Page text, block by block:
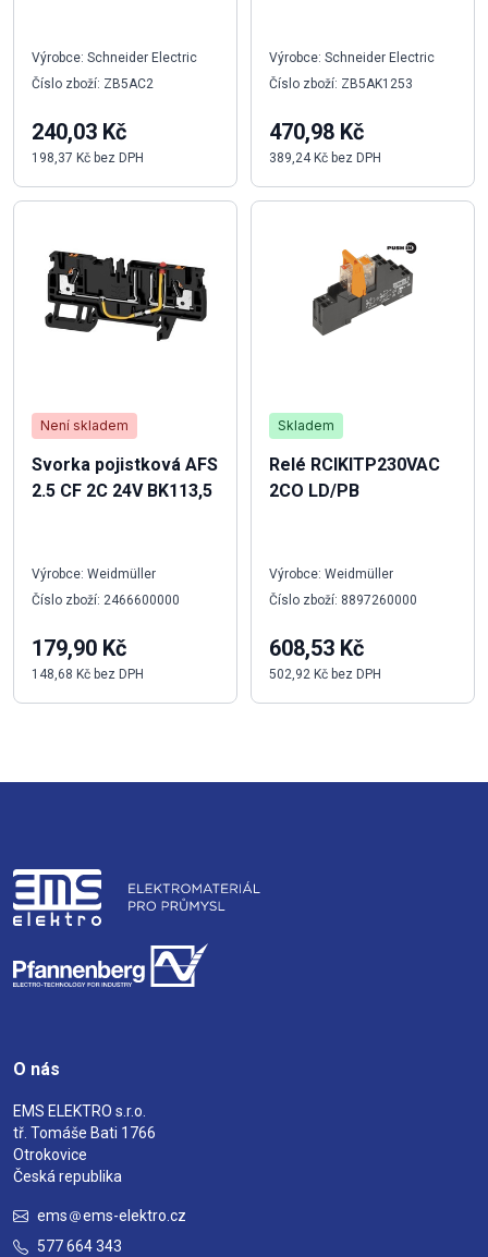
Výrobce: Schneider Electric
Číslo zboží: ZB5AC2
240,03 Kč
198,37 Kč bez DPH
Není skladem
Svorka pojistková AFS
2.5 CF 2C 24V BK113,5
Výrobce: Weidmüller
Číslo zboží: 2466600000
179,90 Kč
148,68 Kč bez DPH
Výrobce: Schneider Electric
Číslo zboží: ZB5AK1253
470,98 Kč
389,24 Kč bez DPH
Skladem
Relé RCIKITP230VAC
2CO LD/PB
Výrobce: Weidmüller
Číslo zboží: 8897260000
608,53 Kč
502,92 Kč bez DPH
O nás
EMS ELEKTRO s.r.o.
tř. Tomáše Bati 1766
Otrokovice
Česká republika
ems
ems-elektro.cz
577 664 343